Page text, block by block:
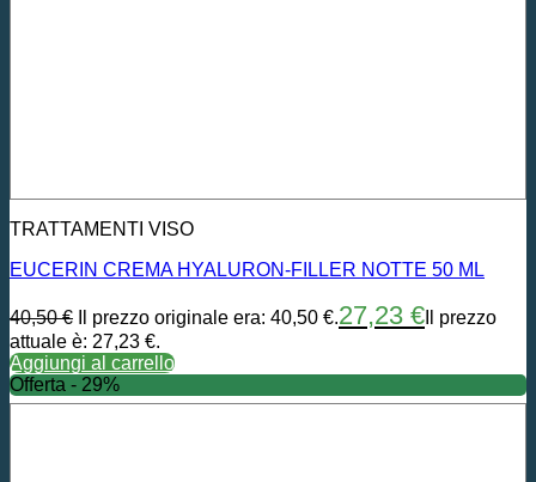
TRATTAMENTI VISO
EUCERIN CREMA HYALURON-FILLER NOTTE 50 ML
40,50€ Il prezzo originale era: 40,50 €.27,23 € Il prezzo
attuale è: 27,23 €.
Aggiungi al carrello
Offerta - 29%